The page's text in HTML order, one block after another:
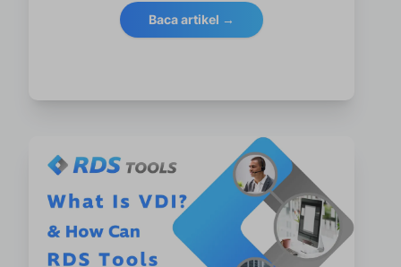
membantu melindungi kerja jarak jauh dengan
penyelesaian Zero Trust.
Baca artikel →